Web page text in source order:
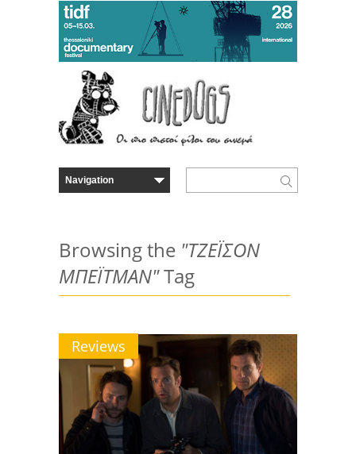
Browsing the "ΤΖΕΪΣΟΝ
ΜΠΕΪΤΜΑΝ"Tag
Reviews